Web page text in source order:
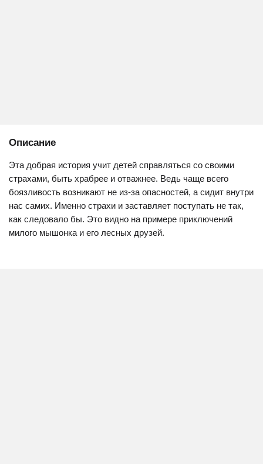
Описание
Эта добрая история учит детей справляться со своими
страхами, быть храбрее и отважнее. Ведь чаще всего
боязливость возникают не из-за опасностей, а сидит внутри
нас самих. Именно страхи и заставляет поступать не так,
как следовало бы. Это видно на примере приключений
милого мышонка и его лесных друзей.